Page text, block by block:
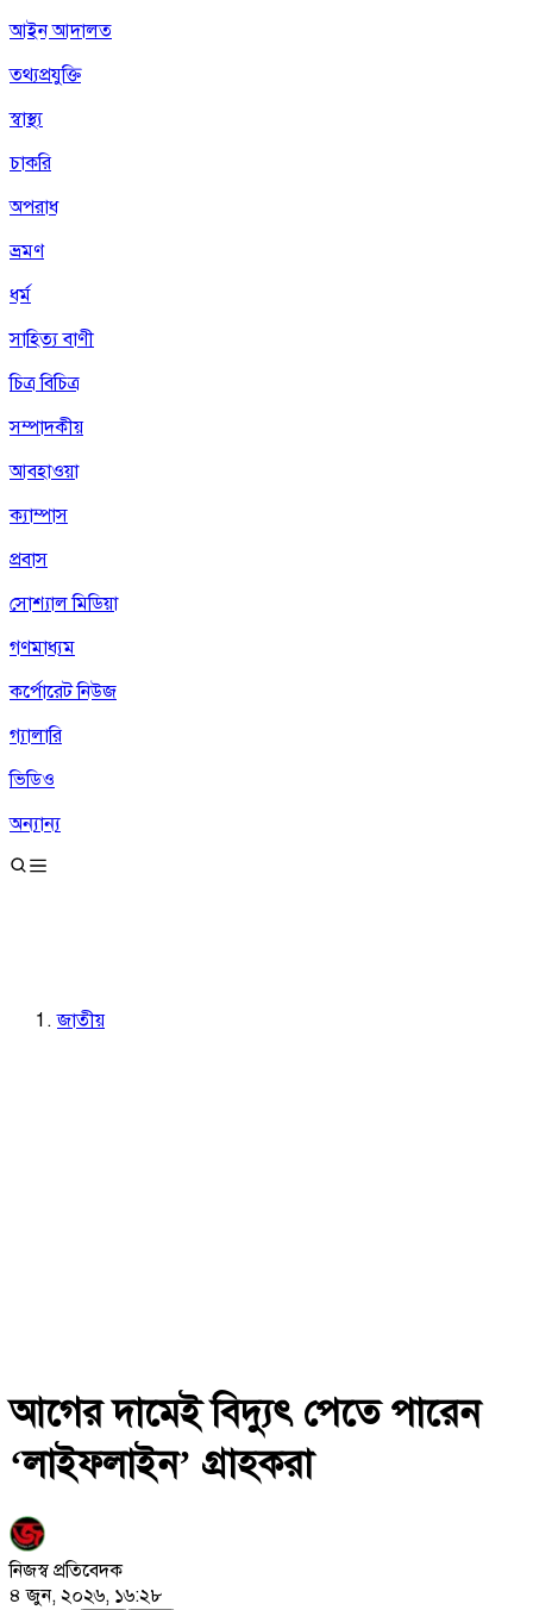
আইন আদালত
তথ্যপ্রযুক্তি
স্বাস্থ্য
চাকরি
অপরাধ
ভ্রমণ
ধর্ম
সাহিত্য বাণী
চিত্র বিচিত্র
সম্পাদকীয়
আবহাওয়া
ক্যাম্পাস
প্রবাস
সোশ্যাল মিডিয়া
গণমাধ্যম
কর্পোরেট নিউজ
গ্যালারি
ভিডিও
অন্যান্য
জাতীয়
আগের দামেই বিদ্যুৎ পেতে পারেন
‘লাইফলাইন’ গ্রাহকরা
নিজস্ব প্রতিবেদক
৪ জুন, ২০২৬, ১৬:২৮